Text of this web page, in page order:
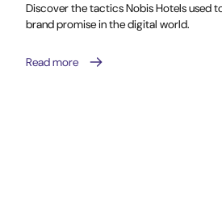
Discover the tactics Nobis Hotels used
brand promise in the digital world.
Read more